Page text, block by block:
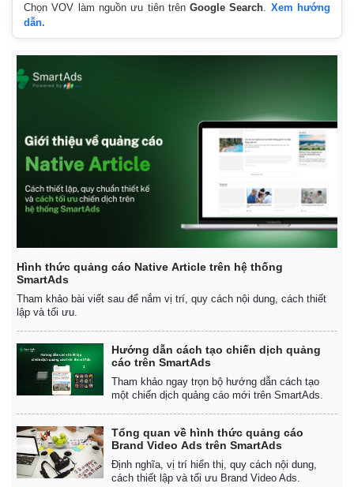
Chọn VOV làm nguồn ưu tiên trênGoogle Search
Xem hướng
dẫn.
Hình thức quảng cáo Native Article trên hệ thống
SmartAds
Tham khảo bài viết sau để nắm vị trí, quy cách nội dung, cách thiết
lập và tối ưu.
Hướng dẫn cách tạo chiến dịch quảng
cáo trên SmartAds
Tham khảo ngay trọn bộ hướng dẫn cách tạo
một chiến dịch quảng cáo mới trên SmartAds.
Tổng quan về hình thức quảng cáo
Brand Video Ads trên SmartAds
Định nghĩa, vị trí hiển thị, quy cách nội dung,
cách thiết lập và tối ưu Brand Video Ads.